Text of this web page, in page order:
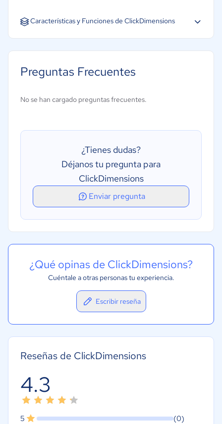
Inglés
Características y Funciones de ClickDimensions
Pruebas A/B
Dashboards intuitivos
Integración API´s
Recolección omnicanal de data
Gestión de Leads
Preguntas Frecuentes
No se han cargado preguntas frecuentes.
¿Tienes dudas?
Déjanos tu pregunta para
ClickDimensions
Enviar pregunta
¿Qué opinas de ClickDimensions?
Cuéntale a otras personas tu experiencia.
Escribir reseña
Reseñas de ClickDimensions
4.3
5
(0)